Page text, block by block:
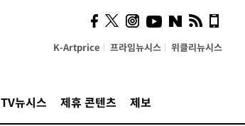
K-Artprice 프라임뉴시스 위클리뉴시스
TV뉴시스 제휴 콘텐츠 제보